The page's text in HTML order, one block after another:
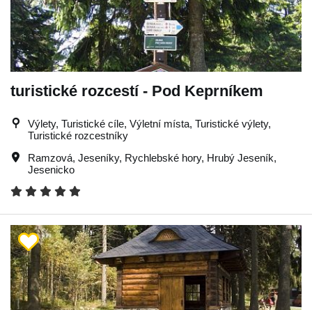
turistické rozcestí - Pod Keprníkem
Výlety, Turistické cíle, Výletní místa, Turistické výlety,
Turistické rozcestníky
Ramzová, Jeseníky, Rychlebské hory, Hrubý Jeseník,
Jesenicko